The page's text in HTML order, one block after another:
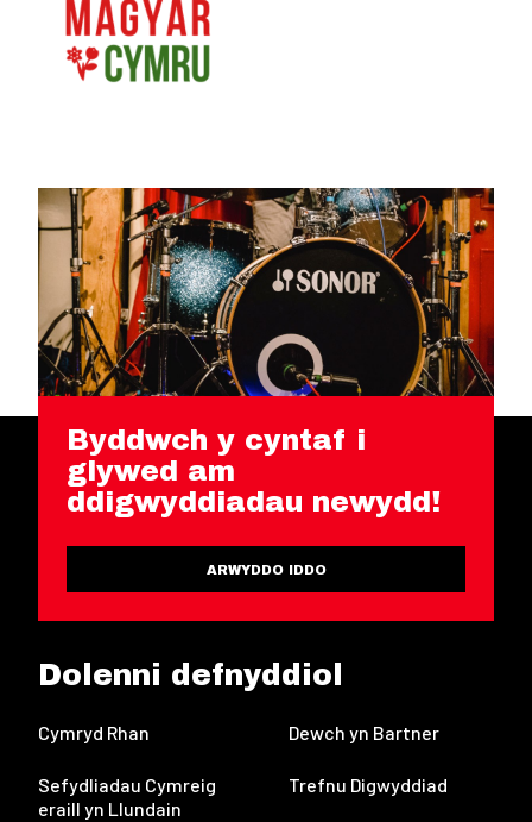
Byddwch y cyntaf i
glywed am
ddigwyddiadau newydd!
ARWYDDO IDDO
Dolenni defnyddiol
Cymryd Rhan Dewch yn Bartner
Sefydliadau Cymreig
eraill yn Llundain
Trefnu Digwyddiad